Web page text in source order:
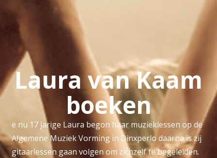
Laura van Kaam
boeken
e nu 17 jarige Laura begon haar muzieklessen op de
Algemene Muziek Vorming in Dinxperlo daarna is zij
gitaarlessen gaan volgen om zichzelf te begeleiden.